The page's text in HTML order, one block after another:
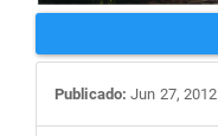
Publicado: Jun 27, 2012